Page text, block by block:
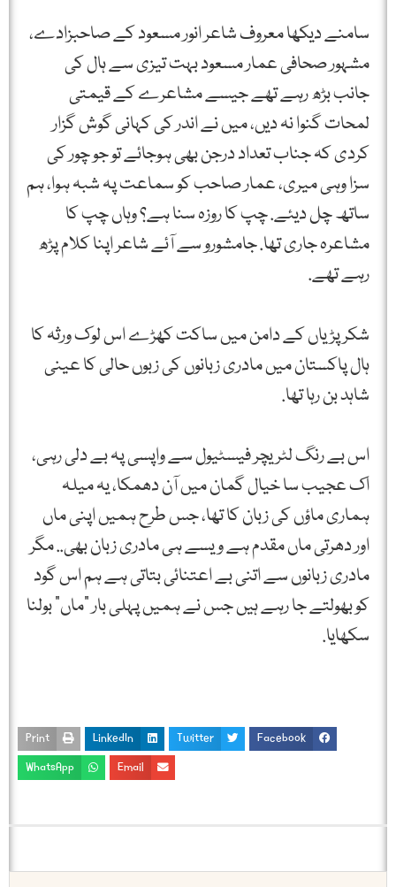
سامنے دیکھا معروف شاعر انور مسعود کے صاحبزادے،
مشہور صحافی عمار مسعود بہت تیزی سے ہال کی
جانب بڑھ رہے تھے جیسے مشاعرے کے قیمتی
لمحات گنوا نہ دیں، میں نے اندر کی کہانی گوش گزار
کردی کہ جناب تعداد درجن بھی ہوجائے تو جو چور کی
سزا وہی میری، عمار صاحب کو سماعت پہ شبہ ہوا، ہم
ساتھ چل دیئے. چپ کا روزہ سنا ہے؟ وہاں چپ کا
مشاعرہ جاری تھا. جامشورو سے آئے شاعر اپنا کلام پڑھ
رہے تھے.
شکر پڑیاں کے دامن میں ساکت کھڑے اس لوک ورثہ کا
ہال پاکستان میں مادری زبانوں کی زبوں حالی کا عینی
شاہد بن رہا تھا.
اس بے رنگ لٹریچر فیسٹیول سے واپسی پہ بے دلی رہی،
اک عجیب سا خیال گمان میں آن دھمکا، یہ میلہ
ہماری ماؤں کی زبان کا تھا، جس طرح ہمیں اپنی ماں
اور دھرتی ماں مقدم ہے ویسے ہی مادری زبان بھی.. مگر
مادری زبانوں سے اتنی بے اعتنائی بتاتی ہے ہم اس گود
کو بھولتے جا رہے ہیں جس نے ہمیں پہلی بار "ماں” بولنا
سکھایا.
Facebook
Twitter
LinkedIn
Print
Email
WhatsApp